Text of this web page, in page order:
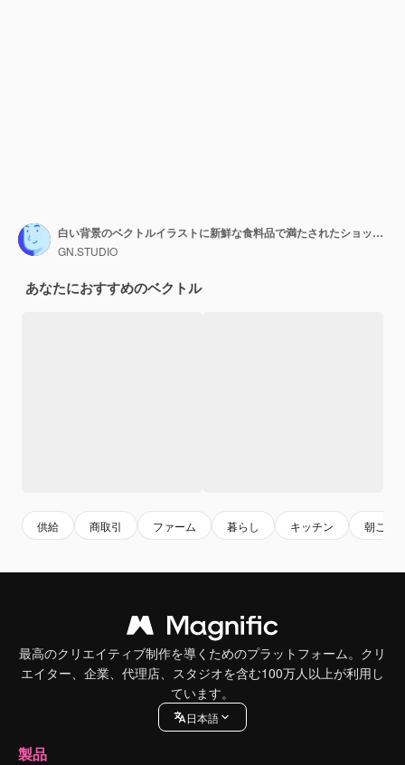
白い背景のベクトルイラストに新鮮な食料品で満たされたショッピングバスケット
GN.STUDIO
あなたにおすすめのベクトル
供給 商取引 ファーム 暮らし キッチン 朝ごは
最高のクリエイティブ制作を導くためのプラットフォーム。クリ
エイター、企業、代理店、スタジオを含む100万人以上が利用し
ています。
日本語
製品